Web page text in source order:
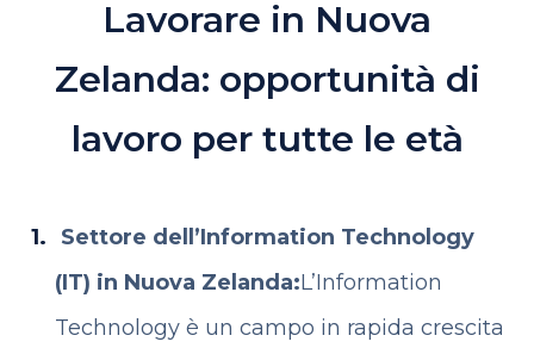
Lavorare in Nuova
Zelanda: opportunità di
lavoro per tutte le età
Settore dell’Information Technology
(IT) in Nuova Zelanda:L’Information
Technology è un campo in rapida crescita